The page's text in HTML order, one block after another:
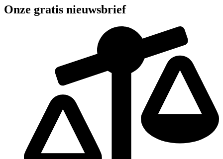
Onze gratis nieuwsbrief